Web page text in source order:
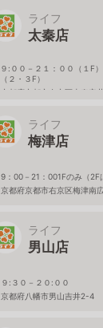
ライフ
太秦店
９:００－２１：００（１F
（２・３F）
京都府京都市右京区太秦安
ライフ
梅津店
9：00－21：001Fのみ（2F
京都府京都市右京区梅津南
ライフ
男山店
９:３０－２０:００
京都府八幡市男山吉井2-4